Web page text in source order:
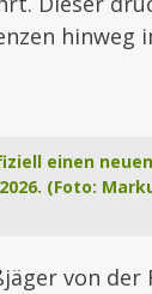
hinweg
einen
(Foto:
von der